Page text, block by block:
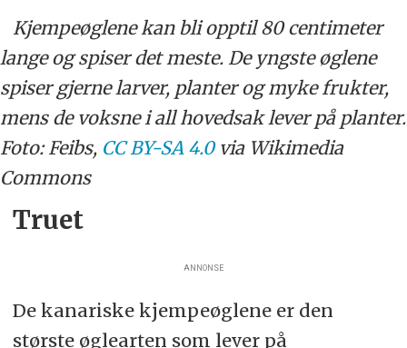
Kjempeøglene kan bli opptil 80 centimeter
lange og spiser det meste. De yngste øglene
spiser gjerne larver, planter og myke frukter,
mens de voksne i all hovedsak lever på planter.
Foto: Feibs, CC BY-SA 4.0via Wikimedia
Commons
Truet
ANNONSE
De kanariske kjempeøglene er den
største øglearten som lever på